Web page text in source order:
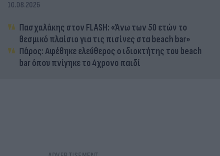
10.08.2026
Πασχαλάκης στον FLASH: «Άνω των 50 ετών το
θεσμικό πλαίσιο για τις πισίνες στα beach bar»
Πάρος: Αφέθηκε ελεύθερος ο ιδιοκτήτης του beach
bar όπου πνίγηκε το 4χρονο παιδί